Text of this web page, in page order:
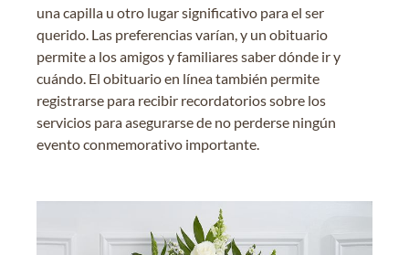
una capilla u otro lugar significativo para el ser
querido. Las preferencias varían, y un obituario
permite a los amigos y familiares saber dónde ir y
cuándo. El obituario en línea también permite
registrarse para recibir recordatorios sobre los
servicios para asegurarse de no perderse ningún
evento conmemorativo importante.